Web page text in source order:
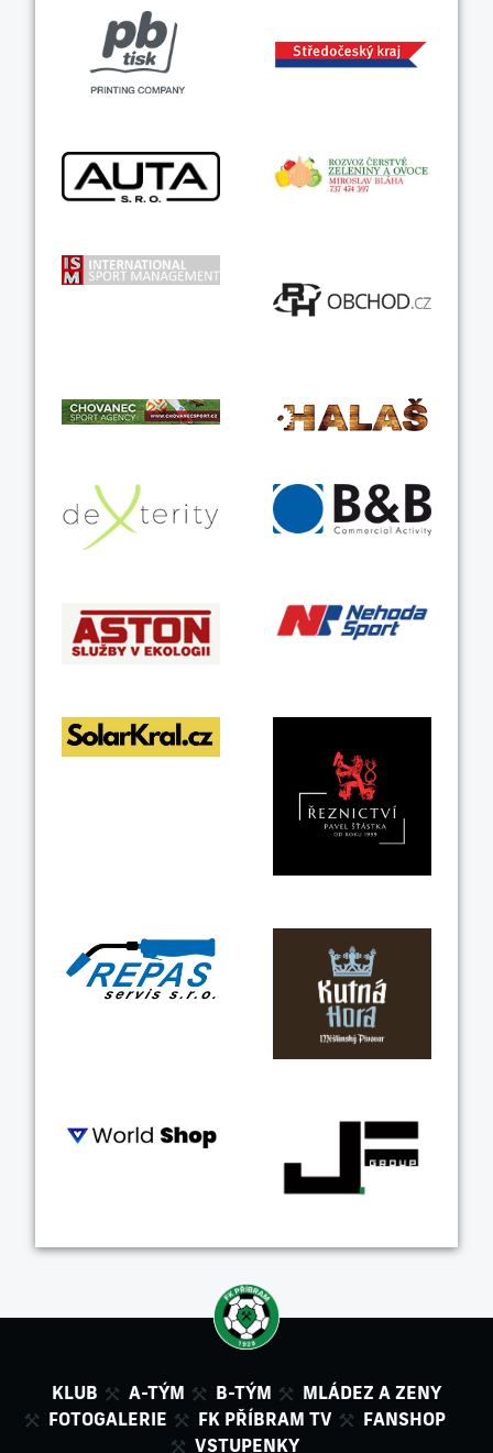
KLUB A-TÝM B-TÝM
MLÁDEZ A ZENY
FOTOGALERIE
FK PŘÍBRAM TV
FANSHOP
VSTUPENKY